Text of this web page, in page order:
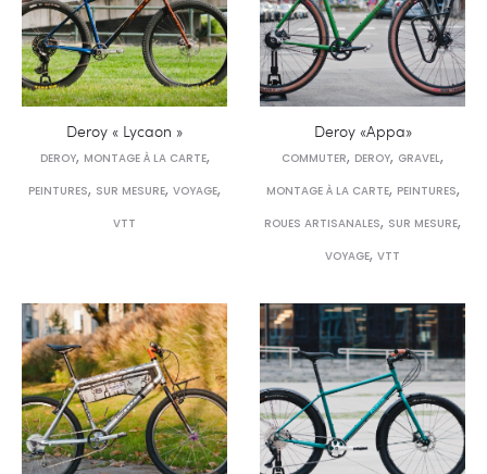
Deroy « Lycaon »
DEROY, MONTAGE À LA CARTE,
PEINTURES, SUR MESURE, VOYAGE,
VTT
Deroy «Appa»
COMMUTER, DEROY, GRAVEL,
MONTAGE À LA CARTE, PEINTURES,
ROUES ARTISANALES, SUR MESURE,
VOYAGE, VTT